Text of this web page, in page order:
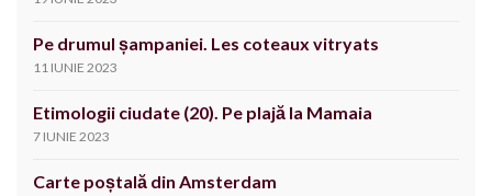
Pe drumul șampaniei. Les coteaux vitryats
11 IUNIE 2023
Etimologii ciudate (20). Pe plajă la Mamaia
7 IUNIE 2023
Carte poștală din Amsterdam